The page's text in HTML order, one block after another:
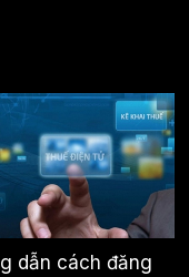
dẫn cách đăng